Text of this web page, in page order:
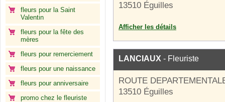
fleurs pour la Saint
Valentin
fleurs pour la fête des
mères
fleurs pour remerciement
fleurs pour une naissance
fleurs pour anniversaire
promo chez le fleuriste
13510 Éguilles
Afficher les détails
LANCIAUX - Fleuriste
ROUTE
13510 Éguilles